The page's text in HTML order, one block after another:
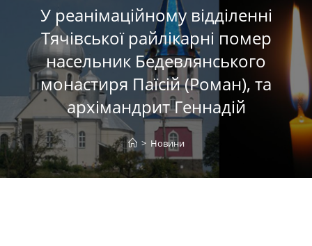
У реанімаційному відділенні
Тячівської райлікарні помер
насельник Бедевлянського
монастиря Паїсій (Роман), та
архімандрит Геннадій
> Новини